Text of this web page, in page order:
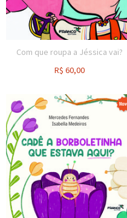
Com que roupa a Jéssica vai?
R$ 60,00